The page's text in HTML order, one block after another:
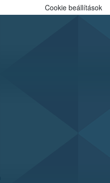
Cookie beállítások